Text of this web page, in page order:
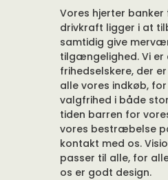
Vores hjerter
drivkraft ligger i at
samtidig give
tilgængelighed. Vi
frihedselskere, der
alle vores indkøb,
valgfrihed i både
tiden barren for
vores bestræbelse
kontakt med os.
passer til alle, for
os er godt design.